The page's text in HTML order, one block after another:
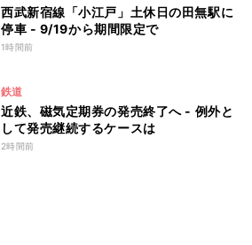
西武新宿線「小江戸」土休日の田無駅に
停車 - 9/19から期間限定で
1時間前
鉄道
近鉄、磁気定期券の発売終了へ - 例外と
して発売継続するケースは
2時間前